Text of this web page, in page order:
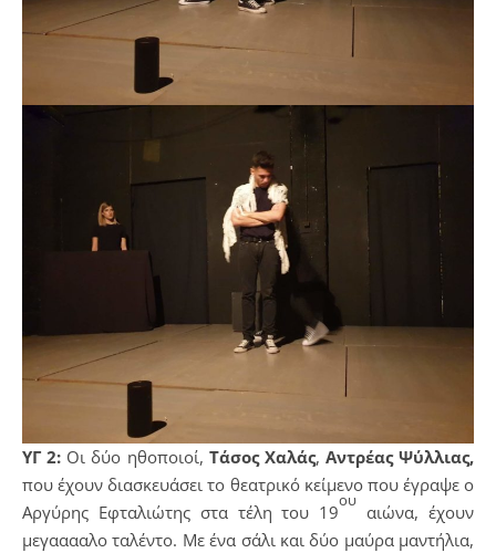
ΥΓ 2: Οι δύο ηθοποιοί, Τάσος Χαλάς, Αντρέας Ψύλλιας,
που έχουν διασκευάσει το θεατρικό κείμενο που έγραψε ο
Αργύρης Εφταλιώτης στα τέλη του 19
ου
αιώνα, έχουν
μεγααααλο ταλέντο. Με ένα σάλι και δύο μαύρα μαντήλια,